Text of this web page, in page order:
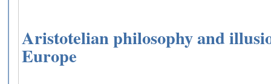
Aristotelian philosophy and
Europe